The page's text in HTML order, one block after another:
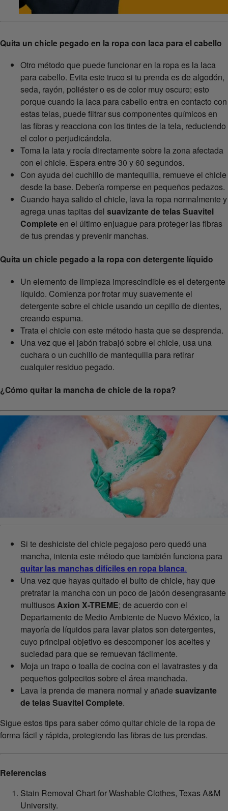
Quita un chicle pegado en la ropa con laca para el cabello
Otro método que puede funcionar en la ropa es la laca
para cabello. Evita este truco si tu prenda es de algodón,
seda, rayón, poliéster o es de color muy oscuro; esto
porque cuando la laca para cabello entra en contacto con
estas telas, puede filtrar sus componentes químicos en
las fibras y reacciona con los tintes de la tela, reduciendo
el color o perjudicándola.
Toma la lata y rocía directamente sobre la zona afectada
con el chicle. Espera entre 30 y 60 segundos.
Con ayuda del cuchillo de mantequilla, remueve el chicle
desde la base. Debería romperse en pequeños pedazos.
Cuando haya salido el chicle, lava la ropa normalmente y
agrega unas tapitas del suavizante de telas Suavitel
Completeen el último enjuague para proteger las fibras
de tus prendas y prevenir manchas.
Quita un chicle pegado a la ropa con detergente líquido
Un elemento de limpieza imprescindible es el detergente
líquido. Comienza por frotar muy suavemente el
detergente sobre el chicle usando un cepillo de dientes,
creando espuma.
Trata el chicle con este método hasta que se desprenda.
Una vez que el jabón trabajó sobre el chicle, usa una
cuchara o un cuchillo de mantequilla para retirar
cualquier residuo pegado.
¿Cómo quitar la mancha de chicle de la ropa?
Si te deshiciste del chicle pegajoso pero quedó una
mancha, intenta este método que también funciona para
quitar las manchas difíciles en ropa blanca.
Una vez que hayas quitado el bulto de chicle, hay que
pretratar la mancha con un poco de jabón desengrasante
multiusosAxion X-TREME; de acuerdo con el
Departamento de Medio Ambiente de Nuevo México, la
mayoría de líquidos para lavar platos son detergentes,
cuyo principal objetivo es descomponer los aceites y
suciedad para que se remuevan fácilmente.
Moja un trapo o toalla de cocina con el lavatrastes y da
pequeños golpecitos sobre el área manchada.
Lava la prenda de manera normal y añade suavizante
de telas Suavitel Complete.
Sigue estos tips para saber cómo quitar chicle de la ropa de
forma fácil y rápida, protegiendo las fibras de tus prendas.
Referencias
Stain Removal Chart for Washable Clothes, Texas A&M
University.